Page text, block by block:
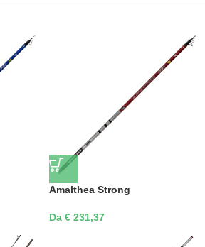
Amalthea Strong
Da € 231,37